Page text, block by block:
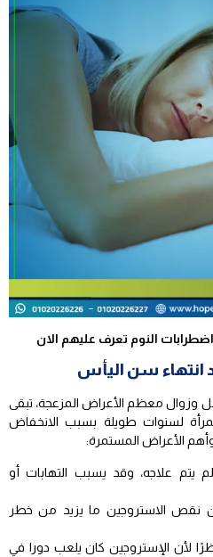
النوم تعرف عليهم الان
انتهاء سن اليأس
وزوال معظم الأعراض المزعجة، تبقى
لسنوات طويلة بسبب الانخفاض
الأعراض المستمرة:
يتم علاجه، وقد يسبب التهابات أو
نقص الاستروجين ما يزيد من خطر
لأن الإستروجين كان يلعب دورا في